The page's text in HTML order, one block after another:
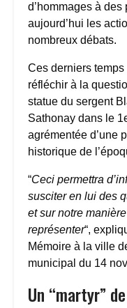
d’hommages à
aujourd’hui les
nombreux débats.
Ces derniers
réfléchir à la
statue du sergent
Sathonay dans le
agrémentée d’une
historique de
“Ceci permettra
susciter en lui des
et sur notre
représenter“,
Mémoire à la ville
municipal du 14
Un “martyr”